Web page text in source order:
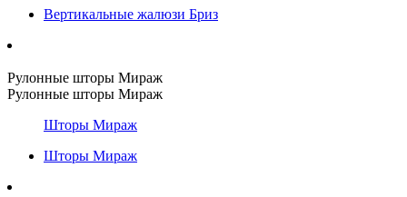
Вертикальные жалюзи Бриз
Рулонные шторы Мираж
Рулонные шторы Мираж
Шторы Мираж
Шторы Мираж